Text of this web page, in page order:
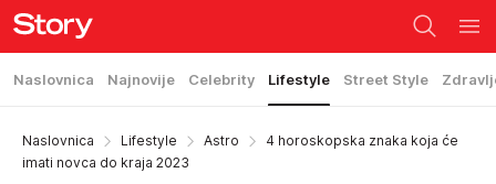
Naslovnica Najnovije Celebrity Lifestyle Street Style
Naslovnica Lifestyle Astro
4 horoskopska znaka koja će
imati novca do kraja 2023